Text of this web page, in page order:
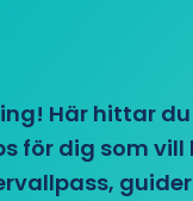
Här hittar
för dig som vill